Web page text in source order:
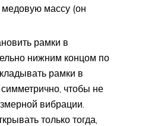
медовую массу (он
рамки в
нижним концом по
рамки в
чтобы не
вибрации.
только тогда,